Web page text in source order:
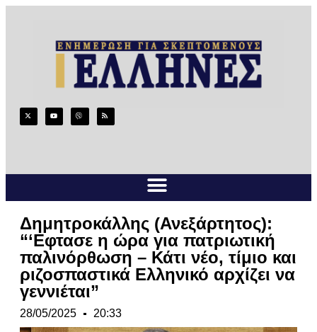
Δημητροκάλλης (Ανεξάρτητος):
“‘Εφτασε η ώρα για πατριωτική
παλινόρθωση – Κάτι νέο, τίμιο και
ριζοσπαστικά Ελληνικό αρχίζει να
γεννιέται”
28/05/2025 20:33